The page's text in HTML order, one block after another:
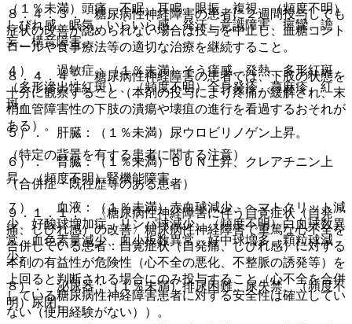
８．４．３． 糖尿病性神経障害の患者に２週間投与しても
症状の改善が認められない場合は投与を中止し、血糖コント
ロールや食事療法等の適切な治療を継続すること。
８．４．４． 糖尿病性神経障害の患者では、下肢の状態を
十分に観察すること（本剤の投与により疼痛が緩解され、末
梢血管障害性の下肢の潰瘍や壊疽の進行を看過するおそれが
ある）。
（特定の背景を有する患者に関する注意）
（合併症・既往歴等のある患者）
９．１．１． 〈糖尿病性神経障害に伴う自覚症状（自発
痛、しびれ感）の改善〉糖尿病性神経障害で重篤な心不全を
合併している患者：自覚症状（自発痛、しびれ感）に対する
本剤の有益性が危険性（心不全の悪化、不整脈の誘発等）を
上回ると判断される場合にのみ投与すること（心不全を合併
している糖尿病性神経障害患者に対する安全性は確立してい
ない（使用経験がない））。
（１％未満）頭痛、不眠、耳鳴、眼振、複視、（頻度不明）
しびれ感、眠気、いらいら感、発汗、意識障害、痙攣、譫
妄、構音障害。
４）． 過敏症：（１％未満）そう痒感、発熱、多形紅斑
（多形滲出性紅斑）、（頻度不明）全身発疹、蕁麻疹、紅
斑。
５）． 肝臓：（１％未満）尿ウロビリノゲン上昇。
６）． 腎臓：（１％未満）ＢＵＮ上昇、クレアチニン上
昇、（頻度不明）腎機能障害。
７）． 血液：（１％未満）赤血球減少、ヘマトクリット減
少、好酸球増加症、リンパ球減少、（頻度不明）白血球数異
常、血色素量減少、血小板数異常、好中球増多、顆粒球減
少。
８）． 泌尿器：（１％未満）排尿困難、尿失禁、（頻度不
明）尿閉。